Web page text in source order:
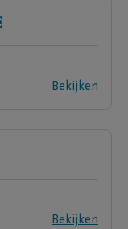
Bekijken
Bekijken